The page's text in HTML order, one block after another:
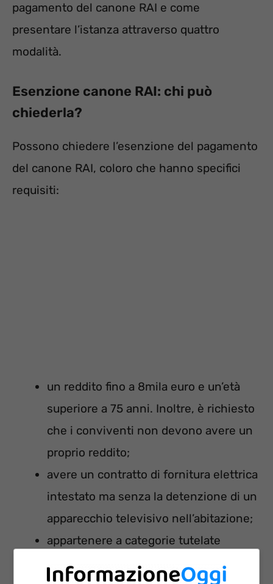
pagamento del canone RAI e come
presentare l’istanza attraverso quattro
modalità.
Esenzione canone RAI: chi può
chiederla?
Possono chiedere l’esenzione del pagamento
del canone RAI, coloro che hanno specifici
requisiti:
un reddito fino a 8mila euro e un’età
superiore a 75 anni. Inoltre, è richiesto
che i conviventi non devono avere un
proprio reddito;
avere un contratto di fornitura elettrica
intestato ma senza la detenzione di un
apparecchio televisivo nell’abitazione;
appartenere a categorie tutelate
(Militari stranieri e diplomatici).